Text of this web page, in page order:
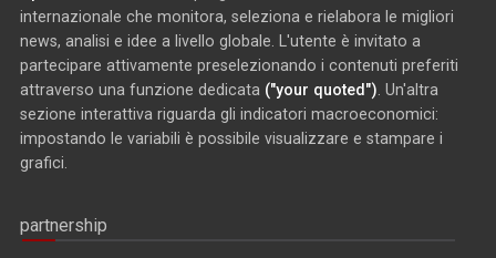
internazionale che monitora, seleziona e rielabora le migliori
news, analisi e idee a livello globale. L'utente è invitato a
partecipare attivamente preselezionando i contenuti preferiti
attraverso una funzione dedicata ("your quoted"). Un'altra
sezione interattiva riguarda gli indicatori macroeconomici:
impostando le variabili è possibile visualizzare e stampare i
grafici.
partnership